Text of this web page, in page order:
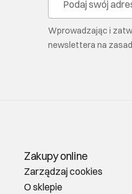
Wprowadzając i
newslettera na
Zakupy online
Zarządzaj cookies
O sklepie